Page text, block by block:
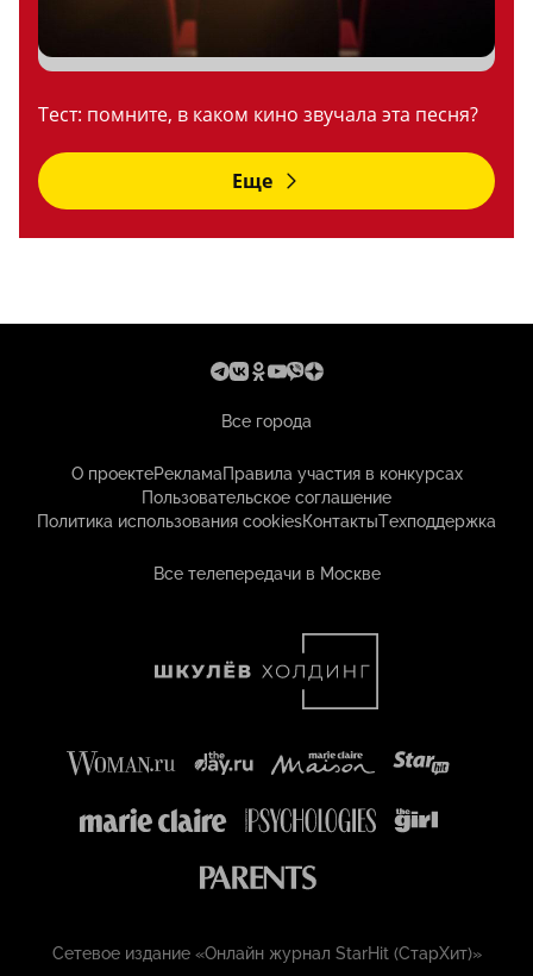
Тест: помните, в каком кино звучала эта песня?
Еще
Все города
О проектеРекламаПравила участия в конкурсах
Пользовательское соглашение
Политика использования cookiesКонтактыТехподдержка
Все телепередачи в Москве
Сетевое издание «Онлайн журнал StarHit (СтарХит)»